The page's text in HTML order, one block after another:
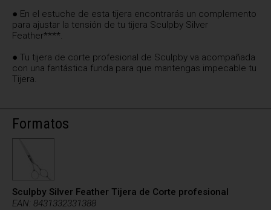
● En el estuche de esta tijera encontrarás un complemento
para ajustar la tensión de tu tijera Sculpby Silver
Feather****.
● Tu tijera de corte profesional de Sculpby va acompañada
con una fantástica funda para que mantengas impecable tu
Tijera.
Formatos
Sculpby Silver Feather Tijera de Corte profesional
EAN: 8431332331388